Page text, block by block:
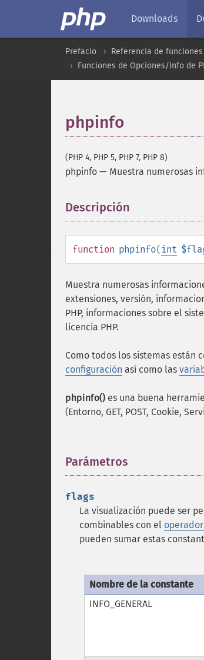
Downloads
Prefacio Referencia de funciones
Funciones de Opciones/Info de
phpinfo
(PHP 4, PHP 5, PHP 7, PHP 8)
phpinfo — Muestra numerosas
Descripción
function phpinfo( int
Muestra numerosas
extensiones, versión,
PHP, informaciones sobre el
licencia PHP.
Como todos los sistemas están
configuración así como las
phpinfo() es una buena
(Entorno, GET, POST, Cookie,
Parámetros
flags
La visualización puede ser
combinables con el
pueden sumar estas
Nombre de la constante
INFO_GENERAL